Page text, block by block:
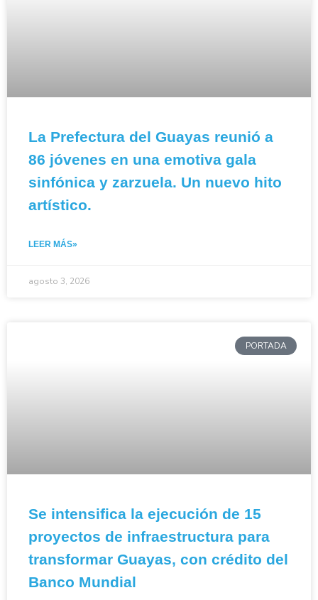
La Prefectura del Guayas reunió a
86 jóvenes en una emotiva gala
sinfónica y zarzuela. Un nuevo hito
artístico.
LEER MÁS»
agosto 3, 2026
PORTADA
Se intensifica la ejecución de 15
proyectos de infraestructura para
transformar Guayas, con crédito del
Banco Mundial